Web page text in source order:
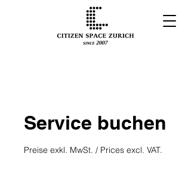
Service buchen
Preise exkl. MwSt. / Prices excl. VAT.